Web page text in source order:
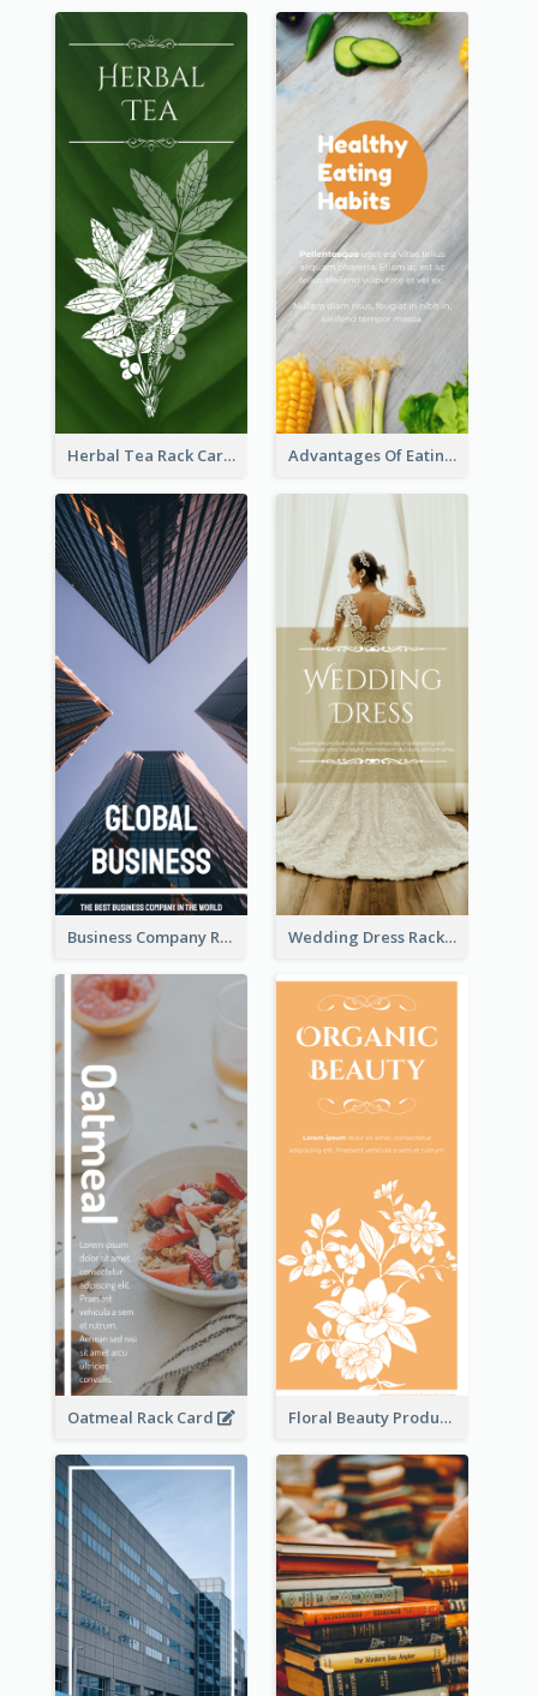
Herbal Tea Rack Card Advantages Of Eating Vegetables Rack Card
Business Company Rack Card Wedding Dress Rack Card
Oatmeal Rack Card Floral Beauty Product Rack Card